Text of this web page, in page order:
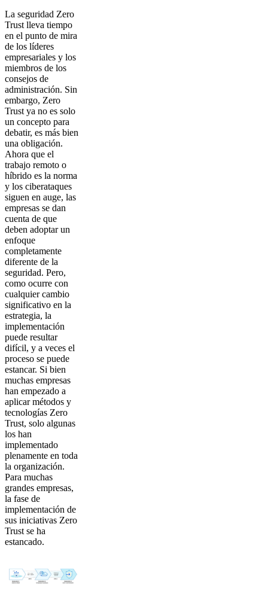
La seguridad Zero
Trust lleva tiempo
en el punto de mira
de los líderes
empresariales y los
miembros de los
consejos de
administración. Sin
embargo, Zero
Trust ya no es solo
un concepto para
debatir, es más bien
una obligación.
Ahora que el
trabajo remoto o
híbrido es la norma
y los ciberataques
siguen en auge, las
empresas se dan
cuenta de que
deben adoptar un
enfoque
completamente
diferente de la
seguridad. Pero,
como ocurre con
cualquier cambio
significativo en la
estrategia, la
implementación
puede resultar
difícil, y a veces el
proceso se puede
estancar. Si bien
muchas empresas
han empezado a
aplicar métodos y
tecnologías Zero
Trust, solo algunas
los han
implementado
plenamente en toda
la organización.
Para muchas
grandes empresas,
la fase de
implementación de
sus iniciativas Zero
Trust se ha
estancado.